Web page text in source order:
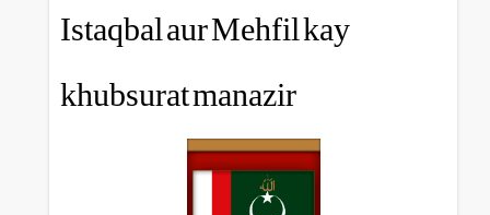
Istaqbal aur Mehfil
khubsurat manazir